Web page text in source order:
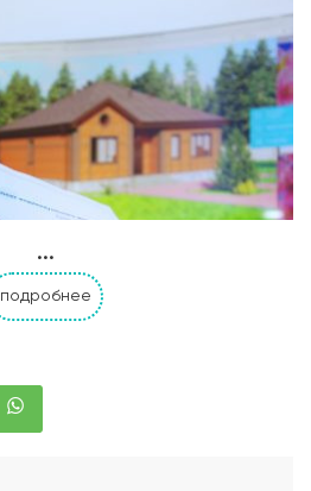
...
подробнее